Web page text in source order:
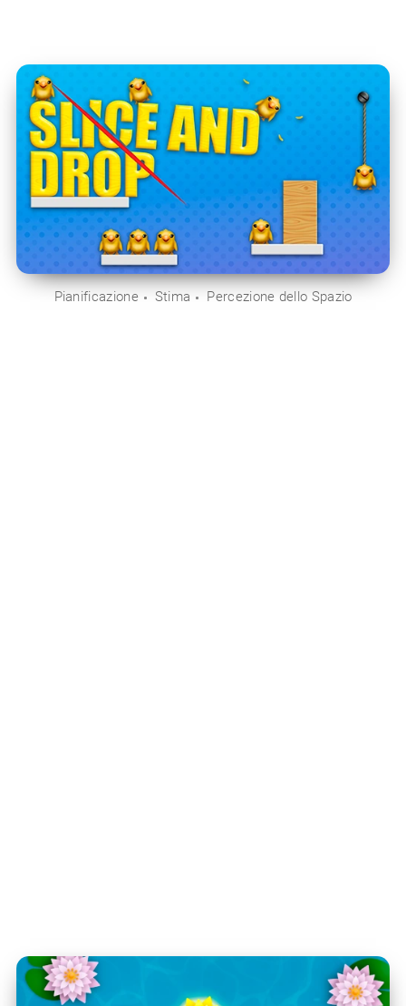
Pianificazione Stima Percezione dello Spazio